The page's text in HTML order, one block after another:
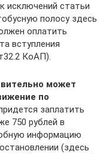
исключений статьи
полосу здесь
оплатить
вступления
КоАП).
может
по
заплатить
750 рублей в
информацию
(здесь